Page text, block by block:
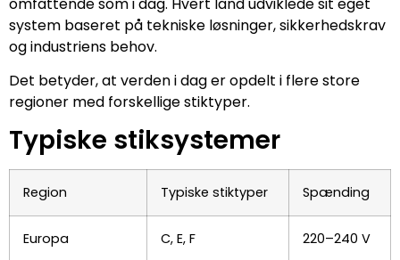
system baseret på tekniske løsninger, sikkerhedskrav
og industriens behov.
Det betyder, at verden i dag er opdelt i flere store
regioner med forskellige stiktyper.
Typiske stiksystemer
Region Typiske stiktyper Spænding
Europa C, E, F 220–240 V